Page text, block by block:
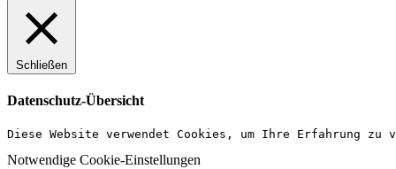
Schließen
Datenschutz-Übersicht
Diese Website verwendet Cookies, um Ihre Erfahrung
Notwendige Cookie-Einstellungen